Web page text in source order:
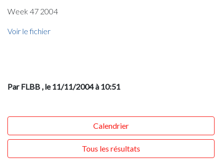
Week 47 2004
Voir le fichier
Par FLBB , le 11/11/2004 à 10:51
Calendrier
Tous les résultats